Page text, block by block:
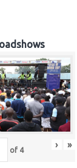
of 4 › »